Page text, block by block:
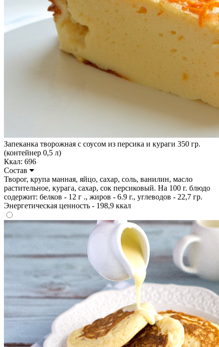
Запеканка творожная с соусом из персика и кураги 350 гр.
(контейнер 0,5 л)
Ккал: 696
Состав
Творог, крупа манная, яйцо, сахар, соль, ванилин, масло
растительное, курага, сахар, сок персиковый. На 100 г. блюдо
содержит: белков - 12 г ., жиров - 6.9 г., углеводов - 22,7 гр.
Энергетическая ценность - 198,9 ккал